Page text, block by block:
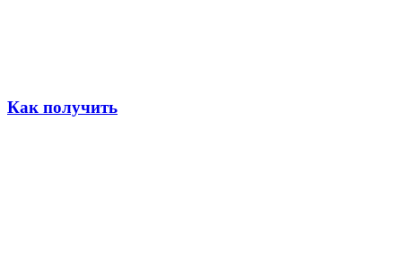
Как получить